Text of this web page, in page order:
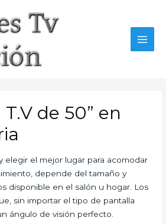
de 50” en
elegir el mejor lugar para acomodar
depende del tamaño y
disponible en el salón u hogar. Los
sin importar el tipo de pantalla
ángulo de visión perfecto.